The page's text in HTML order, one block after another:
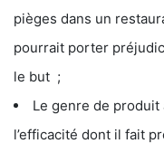
pièges dans un
pourrait porter
le but ;
Le genre de
l’efficacité dont il fait